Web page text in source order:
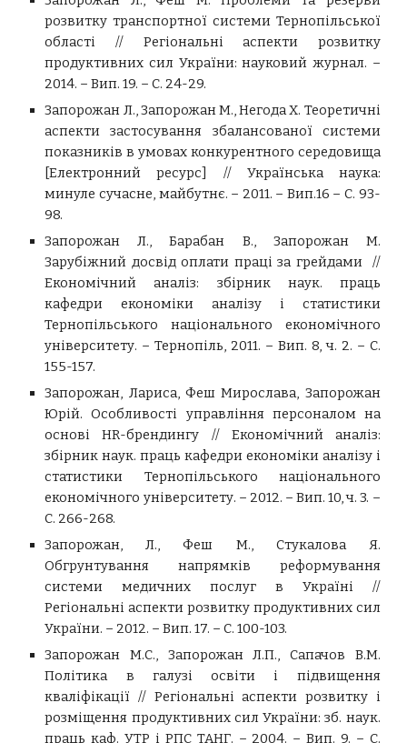
розвитку транспортної системи Тернопільської
області // Регіональні аспекти розвитку
продуктивних сил України: науковий журнал. –
2014. – Вип. 19. – С. 24-29.
Запорожан Л., Запорожан М., Негода Х. Теоретичні
аспекти застосування збалансованої системи
показників в умовах конкурентного середовища
[Електронний ресурс] // Українська наука:
минуле сучасне, майбутнє. – 2011. – Вип.16 – С. 93-
98.
Запорожан Л., Барабан В., Запорожан М.
Зарубіжний досвід оплати праці за грейдами //
Економічний аналіз: збірник наук. праць
кафедри економіки аналізу і статистики
Тернопільського національного економічного
університету. – Тернопіль, 2011. – Вип. 8, ч. 2. – С.
155-157.
Запорожан, Лариса, Феш Мирослава, Запорожан
Юрій. Особливості управління персоналом на
основі HR-брендингу // Економічний аналіз:
збірник наук. праць кафедри економіки аналізу і
статистики Тернопільського національного
економічного університету. – 2012. – Вип. 10, ч. 3. –
С. 266-268.
Запорожан, Л., Феш М., Стукалова Я.
Обгрунтування напрямків реформування
системи медичних послуг в Україні //
Регіональні аспекти розвитку продуктивних сил
України. – 2012. – Вип. 17. – С. 100-103.
Запорожан М.С., Запорожан Л.П., Сапачов В.М.
Політика в галузі освіти і підвищення
кваліфікації // Регіональні аспекти розвитку і
розміщення продуктивних сил України: зб. наук.
праць каф. УТР і РПС ТАНГ. – 2004. – Вип. 9. – С.